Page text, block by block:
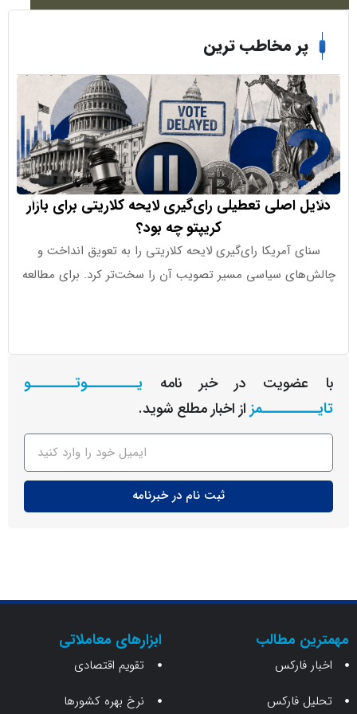
پر مخاطب ترین
اصلی تعطیلی رای‌گیری لایحه کلاریتی برای بازار
کریپتو چه بود؟
آمریکا رای‌گیری لایحه کلاریتی را به تعویق انداخت و
سیاسی مسیر تصویب آن را سخت‌تر کرد. برای مطالعه
در خبر نامه
یـــــــــوتــــــــو
از اخبار مطلع شوید.
ثبت نام در خبرنامه
مطالب
فارکس
فارکس
ابزارهای معاملاتی
تقویم اقتصادی
نرخ بهره کشورها